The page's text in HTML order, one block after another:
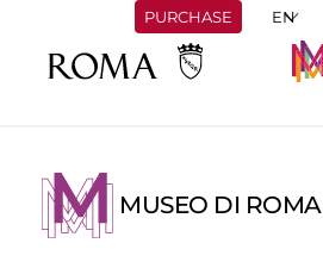
PURCHASE
MUSEO DI ROMA